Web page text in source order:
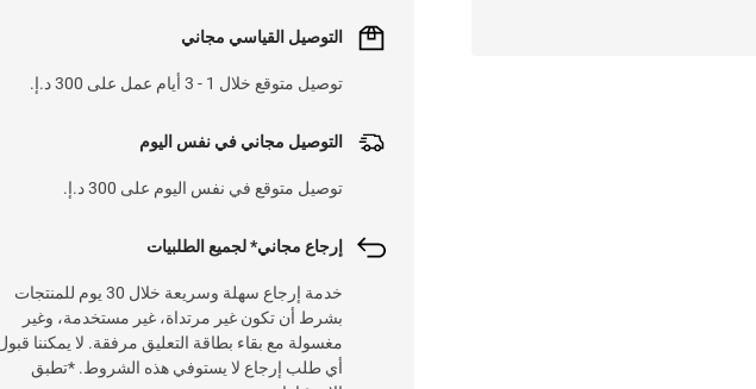
التوصيل القياسي مجاني
توصيل متوقع خلال 1 - 3 أيام عمل على 300 د.إ.
التوصيل مجاني في نفس اليوم
توصيل متوقع في نفس اليوم على 300 د.إ.
إرجاع مجاني* لجميع الطلبيات
خدمة إرجاع سهلة وسريعة خلال 30 يوم للمنتجات
بشرط أن تكون غير مرتداة، غير مستخدمة، وغير
مغسولة مع بقاء بطاقة التعليق مرفقة. لا يمكننا
أي طلب إرجاع لا يستوفي هذه الشروط. *تطبق